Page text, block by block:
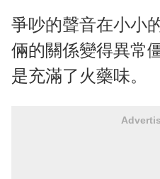
爭吵的聲音在小小
倆的關係變得異常
是充滿了火藥味。